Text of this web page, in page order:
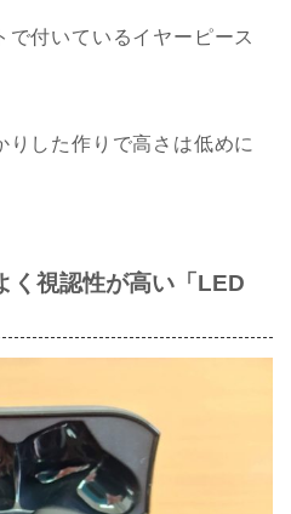
付いているイヤーピース
した作りで高さは低めに
く視認性が高い「LED